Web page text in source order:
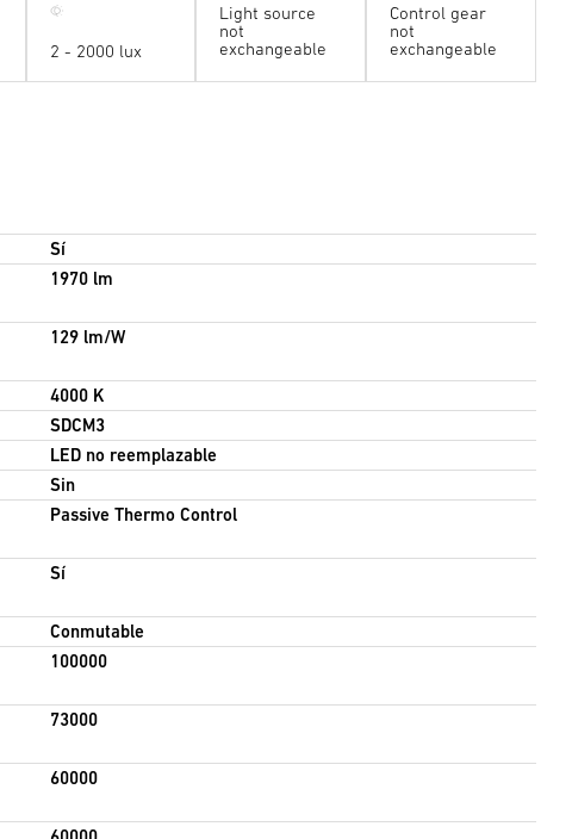
Altura de la sala
Altura de montaje Delta
Grado de reflexión del techo
2 - 2000 lux
Light source
not
exchangeable
Control gear
not
exchangeable
Sí
1970 lm
129 lm/W
4000 K
SDCM3
LED no reemplazable
Sin
Passive Thermo Control
Sí
Conmutable
100000
73000
60000